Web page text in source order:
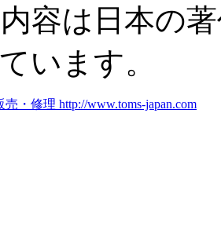
容は日本の
います。
売・修理 http://www.toms-japan.com